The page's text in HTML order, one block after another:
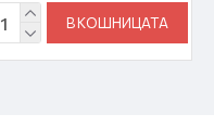
В КОШНИЦАТА